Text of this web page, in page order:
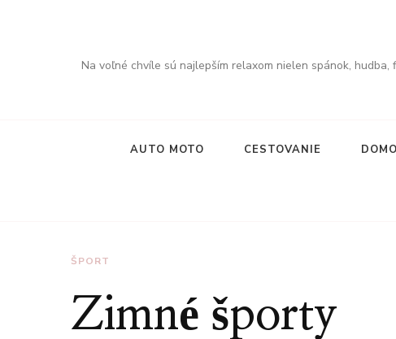
Na voľné chvíle sú najlepším relaxom nielen spánok,
AUTO MOTO CESTOVANIE
ŠPORT
Zimné športy